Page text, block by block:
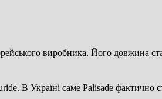
виробника. Його довжина
В Україні саме Palisade фактично